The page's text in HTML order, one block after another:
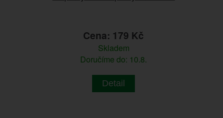
Cena: 179 Kč
Skladem
Doručíme do: 10.8.
Detail